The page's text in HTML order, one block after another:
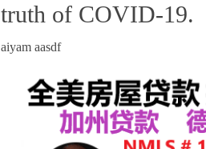
truth of COVID-19.
aiyam aasdf